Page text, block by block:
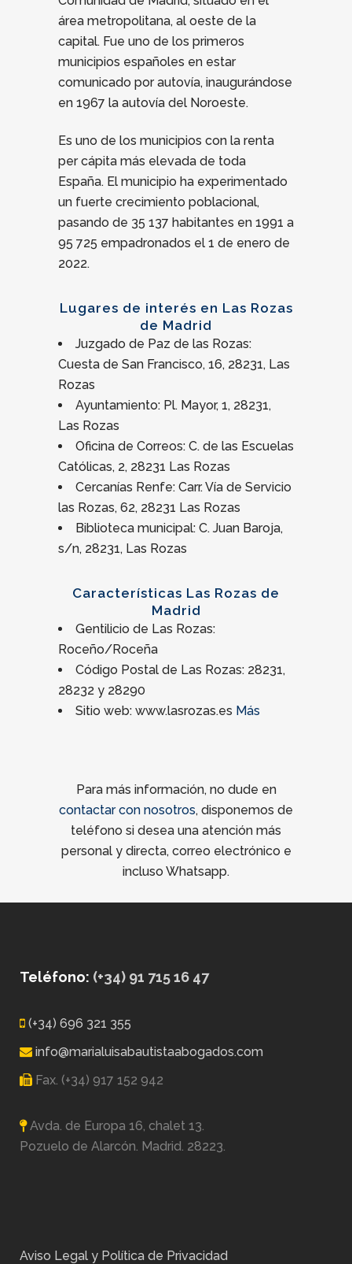
área metropolitana, al oeste de la
capital. Fue uno de los primeros
municipios españoles en estar
comunicado por autovía, inaugurándose
en 1967 la autovía del Noroeste.
Es uno de los municipios con la renta
per cápita más elevada de toda
España. El municipio ha experimentado
un fuerte crecimiento poblacional,
pasando de 35 137 habitantes en 1991 a
95 725 empadronados el 1 de enero de
2022.
Lugares de interés en Las Rozas
de Madrid
Juzgado de Paz de las Rozas:
Cuesta de San Francisco, 16, 28231, Las
Rozas
Ayuntamiento: Pl. Mayor, 1, 28231,
Las Rozas
Oficina de Correos: C. de las Escuelas
Católicas, 2, 28231 Las Rozas
Cercanías Renfe: Carr. Vía de Servicio
las Rozas, 62, 28231 Las Rozas
Biblioteca municipal: C. Juan Baroja,
s/n, 28231, Las Rozas
Características Las Rozas de
Madrid
Gentilicio de Las Rozas:
Roceño/Roceña
Código Postal de Las Rozas: 28231,
28232 y 28290
Sitio web: www.lasrozas.es Más
Para más información, no dude en
contactar con nosotros, disponemos de
teléfono si desea una atención más
personal y directa, correo electrónico e
incluso Whatsapp.
Teléfono: (+34) 91 715 16 47
(+34) 696 321 355
info@marialuisabautistaabogados.com
Fax. (+34) 917 152 942
Avda. de Europa 16, chalet 13.
Pozuelo de Alarcón. Madrid. 28223.
Aviso Legal y Política de Privacidad